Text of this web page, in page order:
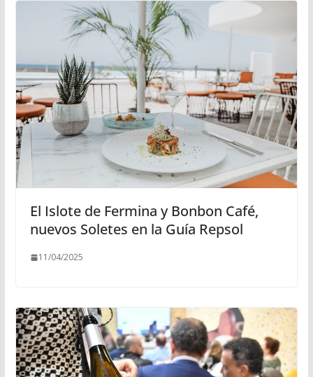
El Islote de Fermina y Bonbon Café,
nuevos Soletes en la Guía Repsol
11/04/2025